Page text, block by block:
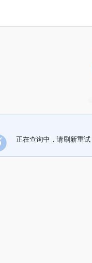
正在查询中，请刷新重试